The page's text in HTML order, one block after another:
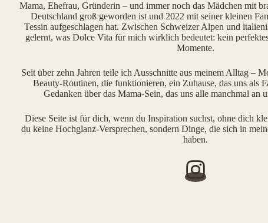
Mama, Ehefrau, Gründerin – und immer noch das Mädchen mit
Deutschland groß geworden ist und 2022 mit seiner kleinen
Tessin aufgeschlagen hat. Zwischen Schweizer Alpen und
gelernt, was Dolce Vita für mich wirklich bedeutet: kein
Momente.
Seit über zehn Jahren teile ich Ausschnitte aus meinem Alltag –
Beauty-Routinen, die funktionieren, ein Zuhause, das uns als
Gedanken über das Mama-Sein, das uns alle manchmal an
Diese Seite ist für dich, wenn du Inspiration suchst, ohne dich
du keine Hochglanz-Versprechen, sondern Dinge, die sich in
haben.